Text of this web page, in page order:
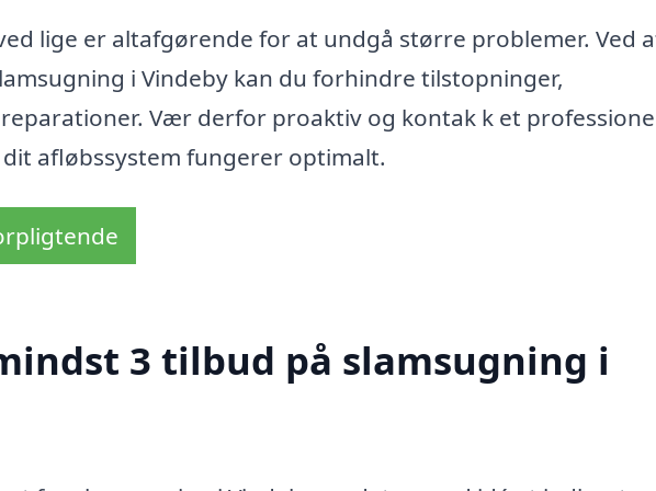
lige er altafgørende for at undgå større problemer. Ved
i Vindeby kan du forhindre tilstopninger,
Vær derfor proaktiv og kontak k et
afløbssystem fungerer optimalt.
3 tilbud på slamsugning i